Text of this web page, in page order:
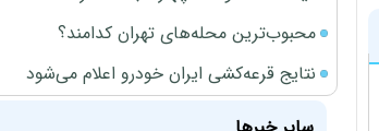
محبوب‌ترین محله‌های تهران کدامند؟
نتایج قرعه‌کشی ایران خودرو اعلام می‌شود